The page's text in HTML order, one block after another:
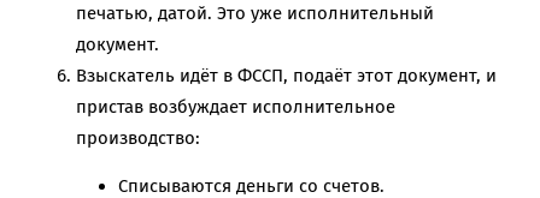
печатью, датой. Это уже исполнительный
документ.
Взыскатель идёт в ФССП, подаёт этот документ, и
пристав возбуждает исполнительное
производство:
Списываются деньги со счетов.